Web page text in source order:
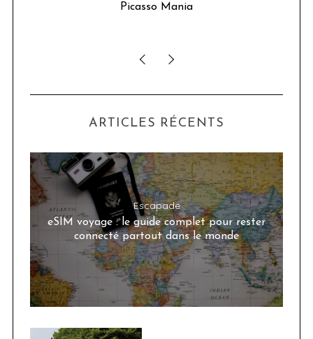
Picasso Mania
ARTICLES RÉCENTS
Escapade
eSIM voyage : le guide complet pour rester
connecté partout dans le monde